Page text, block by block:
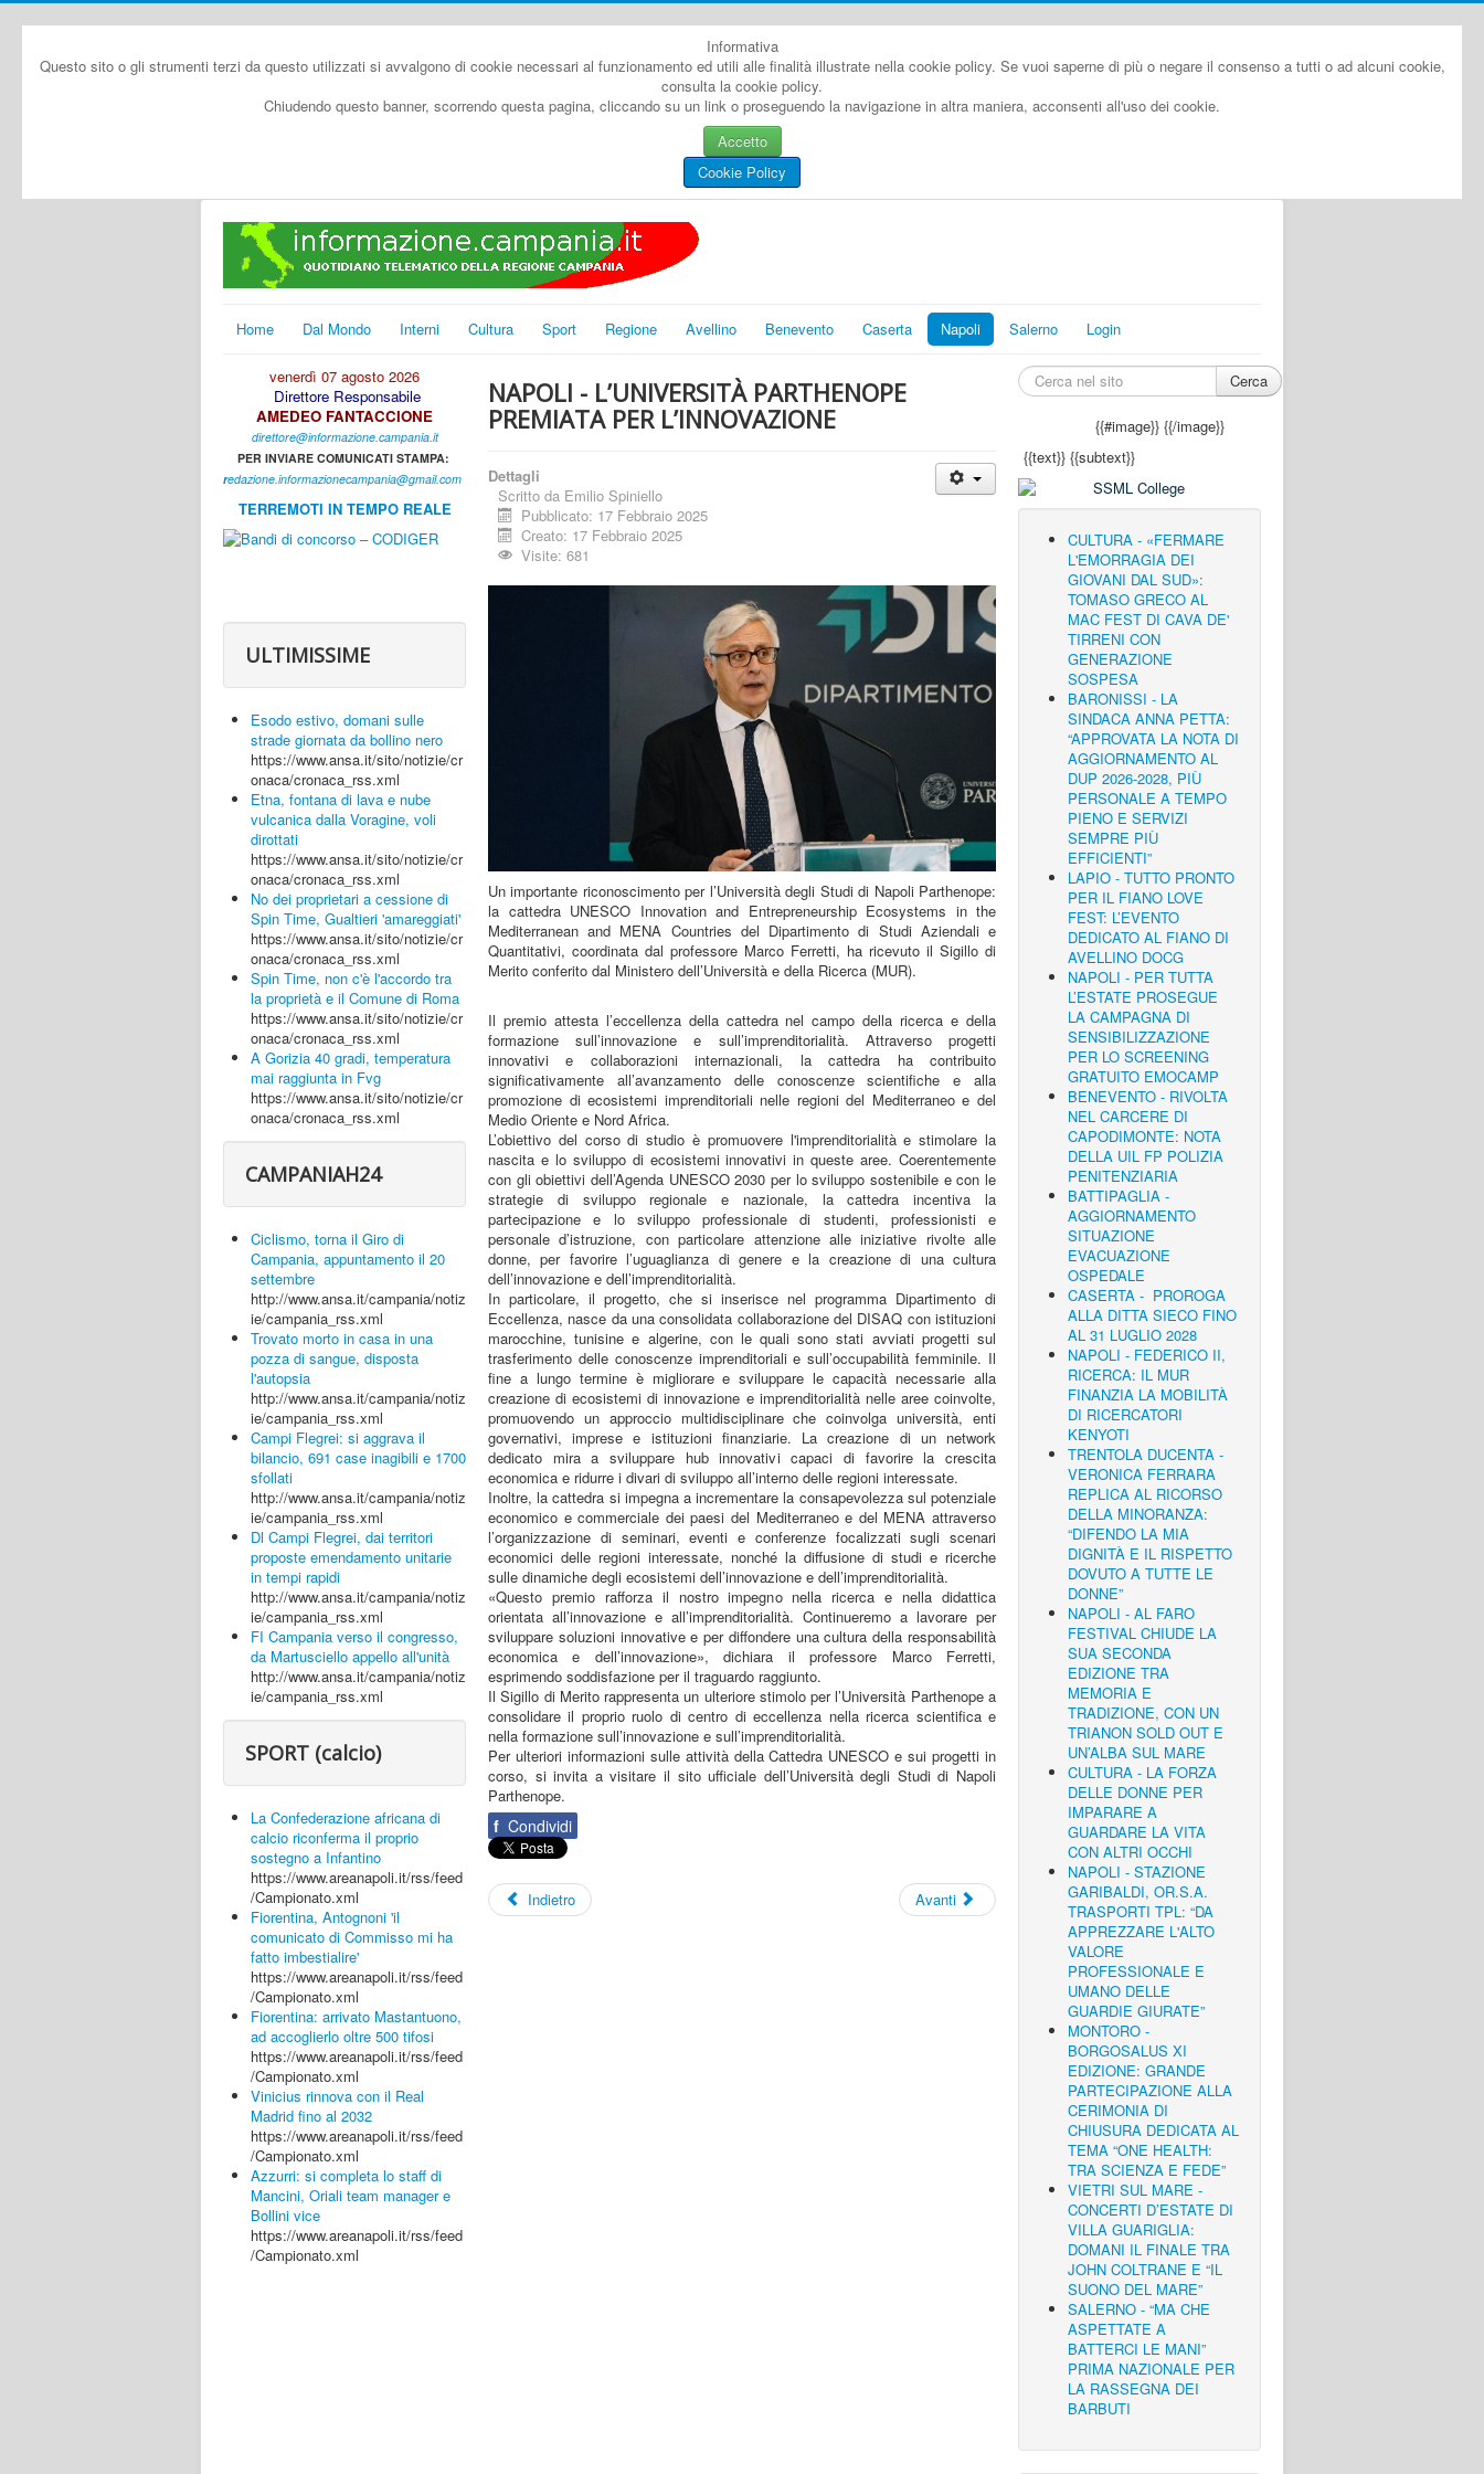
Informativa
Questo sito o gli strumenti terzi da questo utilizzati si avvalgono di cookie necessari al funzionamento ed utili alle finalità illustrate nella cookie policy. Se vuoi saperne di più o negare il consenso a tutti o ad alcuni cookie,
consulta la cookie policy.
Chiudendo questo banner, scorrendo questa pagina, cliccando su un link o proseguendo la navigazione in altra maniera, acconsenti all'uso dei cookie.
Accetto
Cookie Policy
Home Dal Mondo Interni Cultura Sport Regione Avellino Benevento Caserta Napoli Salerno Login
venerdì 07 agosto 2026
Direttore Responsabile
AMEDEO FANTACCIONE
direttore@informazione.campania.it
PER INVIARE COMUNICATI STAMPA:
redazione.informazionecampania@gmail.com
TERREMOTI IN TEMPO REALE
ULTIMISSIME
Esodo estivo, domani sulle
strade giornata da bollino nero
https://www.ansa.it/sito/notizie/cr
onaca/cronaca_rss.xml
Etna, fontana di lava e nube
vulcanica dalla Voragine, voli
dirottati
https://www.ansa.it/sito/notizie/cr
onaca/cronaca_rss.xml
No dei proprietari a cessione di
Spin Time, Gualtieri 'amareggiati'
https://www.ansa.it/sito/notizie/cr
onaca/cronaca_rss.xml
Spin Time, non c'è l'accordo tra
la proprietà e il Comune di Roma
https://www.ansa.it/sito/notizie/cr
onaca/cronaca_rss.xml
A Gorizia 40 gradi, temperatura
mai raggiunta in Fvg
https://www.ansa.it/sito/notizie/cr
onaca/cronaca_rss.xml
CAMPANIAH24
Ciclismo, torna il Giro di
Campania, appuntamento il 20
settembre
http://www.ansa.it/campania/notiz
ie/campania_rss.xml
Trovato morto in casa in una
pozza di sangue, disposta
l'autopsia
http://www.ansa.it/campania/notiz
ie/campania_rss.xml
Campi Flegrei: si aggrava il
bilancio, 691 case inagibili e 1700
sfollati
http://www.ansa.it/campania/notiz
ie/campania_rss.xml
Dl Campi Flegrei, dai territori
proposte emendamento unitarie
in tempi rapidi
http://www.ansa.it/campania/notiz
ie/campania_rss.xml
FI Campania verso il congresso,
da Martusciello appello all'unità
http://www.ansa.it/campania/notiz
ie/campania_rss.xml
SPORT (calcio)
La Confederazione africana di
calcio riconferma il proprio
sostegno a Infantino
https://www.areanapoli.it/rss/feed
/Campionato.xml
Fiorentina, Antognoni 'il
comunicato di Commisso mi ha
fatto imbestialire'
https://www.areanapoli.it/rss/feed
/Campionato.xml
Fiorentina: arrivato Mastantuono,
ad accoglierlo oltre 500 tifosi
https://www.areanapoli.it/rss/feed
/Campionato.xml
Vinicius rinnova con il Real
Madrid fino al 2032
https://www.areanapoli.it/rss/feed
/Campionato.xml
Azzurri: si completa lo staff di
Mancini, Oriali team manager e
Bollini vice
https://www.areanapoli.it/rss/feed
/Campionato.xml
NAPOLI - L’UNIVERSITÀ PARTHENOPE
PREMIATA PER L’INNOVAZIONE
Dettagli
Scritto da Emilio Spiniello
Pubblicato: 17 Febbraio 2025
Creato: 17 Febbraio 2025
Visite: 681
Un importante riconoscimento per l’Università degli Studi di Napoli Parthenope:
la cattedra UNESCO Innovation and Entrepreneurship Ecosystems in the
Mediterranean and MENA Countries del Dipartimento di Studi Aziendali e
Quantitativi, coordinata dal professore Marco Ferretti, ha ricevuto il Sigillo di
Merito conferito dal Ministero dell’Università e della Ricerca (MUR).
Il premio attesta l’eccellenza della cattedra nel campo della ricerca e della
formazione sull’innovazione e sull’imprenditorialità. Attraverso progetti
innovativi e collaborazioni internazionali, la cattedra ha contribuito
significativamente all’avanzamento delle conoscenze scientifiche e alla
promozione di ecosistemi imprenditoriali nelle regioni del Mediterraneo e del
Medio Oriente e Nord Africa.
L’obiettivo del corso di studio è promuovere l'imprenditorialità e stimolare la
nascita e lo sviluppo di ecosistemi innovativi in queste aree. Coerentemente
con gli obiettivi dell’Agenda UNESCO 2030 per lo sviluppo sostenibile e con le
strategie di sviluppo regionale e nazionale, la cattedra incentiva la
partecipazione e lo sviluppo professionale di studenti, professionisti e
personale d’istruzione, con particolare attenzione alle iniziative rivolte alle
donne, per favorire l’uguaglianza di genere e la creazione di una cultura
dell’innovazione e dell’imprenditorialità.
In particolare, il progetto, che si inserisce nel programma Dipartimento di
Eccellenza, nasce da una consolidata collaborazione del DISAQ con istituzioni
marocchine, tunisine e algerine, con le quali sono stati avviati progetti sul
trasferimento delle conoscenze imprenditoriali e sull’occupabilità femminile. Il
fine a lungo termine è migliorare e sviluppare le capacità necessarie alla
creazione di ecosistemi di innovazione e imprenditorialità nelle aree coinvolte,
promuovendo un approccio multidisciplinare che coinvolga università, enti
governativi, imprese e istituzioni finanziarie. La creazione di un network
dedicato mira a sviluppare hub innovativi capaci di favorire la crescita
economica e ridurre i divari di sviluppo all’interno delle regioni interessate.
Inoltre, la cattedra si impegna a incrementare la consapevolezza sul potenziale
economico e commerciale dei paesi del Mediterraneo e del MENA attraverso
l’organizzazione di seminari, eventi e conferenze focalizzati sugli scenari
economici delle regioni interessate, nonché la diffusione di studi e ricerche
sulle dinamiche degli ecosistemi dell’innovazione e dell’imprenditorialità.
«Questo premio rafforza il nostro impegno nella ricerca e nella didattica
orientata all’innovazione e all’imprenditorialità. Continueremo a lavorare per
sviluppare soluzioni innovative e per diffondere una cultura della responsabilità
economica e dell’innovazione», dichiara il professore Marco Ferretti,
esprimendo soddisfazione per il traguardo raggiunto.
Il Sigillo di Merito rappresenta un ulteriore stimolo per l’Università Parthenope a
consolidare il proprio ruolo di centro di eccellenza nella ricerca scientifica e
nella formazione sull’innovazione e sull’imprenditorialità.
Per ulteriori informazioni sulle attività della Cattedra UNESCO e sui progetti in
corso, si invita a visitare il sito ufficiale dell’Università degli Studi di Napoli
Parthenope.
f Condividi
Indietro Avanti
Cerca
{{#image}}{{/image}}
{{text}} {{subtext}}
CULTURA - «FERMARE
L'EMORRAGIA DEI
GIOVANI DAL SUD»:
TOMASO GRECO AL
MAC FEST DI CAVA DE'
TIRRENI CON
GENERAZIONE
SOSPESA
BARONISSI - LA
SINDACA ANNA PETTA:
“APPROVATA LA NOTA DI
AGGIORNAMENTO AL
DUP 2026-2028, PIÙ
PERSONALE A TEMPO
PIENO E SERVIZI
SEMPRE PIÙ
EFFICIENTI”
LAPIO - TUTTO PRONTO
PER IL FIANO LOVE
FEST: L’EVENTO
DEDICATO AL FIANO DI
AVELLINO DOCG
NAPOLI - PER TUTTA
L’ESTATE PROSEGUE
LA CAMPAGNA DI
SENSIBILIZZAZIONE
PER LO SCREENING
GRATUITO EMOCAMP
BENEVENTO - RIVOLTA
NEL CARCERE DI
CAPODIMONTE: NOTA
DELLA UIL FP POLIZIA
PENITENZIARIA
BATTIPAGLIA -
AGGIORNAMENTO
SITUAZIONE
EVACUAZIONE
OSPEDALE
CASERTA - PROROGA
ALLA DITTA SIECO FINO
AL 31 LUGLIO 2028
NAPOLI - FEDERICO II,
RICERCA: IL MUR
FINANZIA LA MOBILITÀ
DI RICERCATORI
KENYOTI
TRENTOLA DUCENTA -
VERONICA FERRARA
REPLICA AL RICORSO
DELLA MINORANZA:
“DIFENDO LA MIA
DIGNITÀ E IL RISPETTO
DOVUTO A TUTTE LE
DONNE”
NAPOLI - AL FARO
FESTIVAL CHIUDE LA
SUA SECONDA
EDIZIONE TRA
MEMORIA E
TRADIZIONE, CON UN
TRIANON SOLD OUT E
UN’ALBA SUL MARE
CULTURA - LA FORZA
DELLE DONNE PER
IMPARARE A
GUARDARE LA VITA
CON ALTRI OCCHI
NAPOLI - STAZIONE
GARIBALDI, OR.S.A.
TRASPORTI TPL: “DA
APPREZZARE L'ALTO
VALORE
PROFESSIONALE E
UMANO DELLE
GUARDIE GIURATE”
MONTORO -
BORGOSALUS XI
EDIZIONE: GRANDE
PARTECIPAZIONE ALLA
CERIMONIA DI
CHIUSURA DEDICATA AL
TEMA “ONE HEALTH:
TRA SCIENZA E FEDE”
VIETRI SUL MARE -
CONCERTI D’ESTATE DI
VILLA GUARIGLIA:
DOMANI IL FINALE TRA
JOHN COLTRANE E “IL
SUONO DEL MARE”
SALERNO - “MA CHE
ASPETTATE A
BATTERCI LE MANI”
PRIMA NAZIONALE PER
LA RASSEGNA DEI
BARBUTI